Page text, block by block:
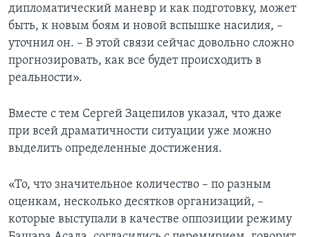
дипломатический маневр и как подготовку, может
быть, к новым боям и новой вспышке насилия, –
уточнил он. – В этой связи сейчас довольно сложно
прогнозировать, как все будет происходить в
реальности».
Вместе с тем Сергей Зацепилов указал, что даже
при всей драматичности ситуации уже можно
выделить определенные достижения.
«То, что значительное количество – по разным
оценкам, несколько десятков организаций, –
которые выступали в качестве оппозиции режиму